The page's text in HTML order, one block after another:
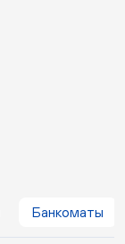
Банкоматы